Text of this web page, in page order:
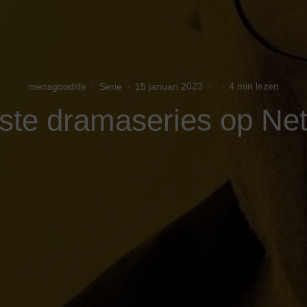
mensgoodlife · Serie · 15 januari 2023 · · 4 min lezen
dramaseries op